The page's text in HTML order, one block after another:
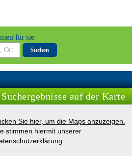
für sie
Suchen
Suchergebnisse auf der Karte
Sie hier, um die Maps anzuzeigen.
stimmen hiermit unserer